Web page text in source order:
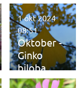
Oktober -
Ginko
biloba
1 okt 2024
08:51